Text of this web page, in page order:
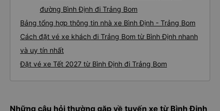
đường Bình Định đi Trảng Bom
Bảng tổng hợp thông tin nhà xe Bình Định - Trảng Bom
Cách đặt vé xe khách đi Trảng Bom từ Bình Định nhanh
và uy tín nhất
Đặt vé xe Tết 2027 từ Bình Định đi Trảng Bom
Những câu hỏi thường gặp về tuyến xe từ Bình Định